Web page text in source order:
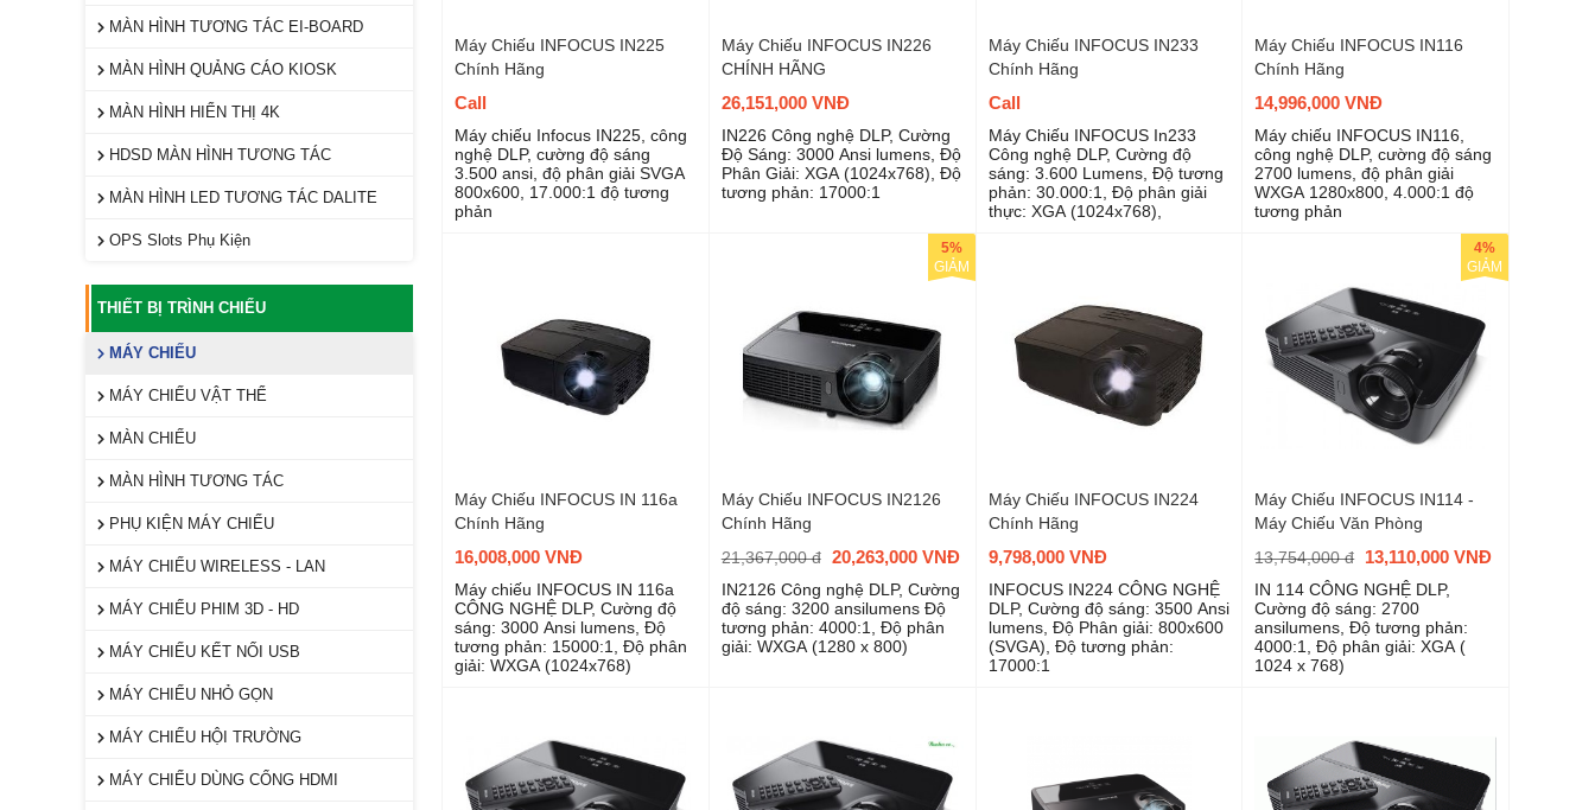
MÀN HÌNH TƯƠNG TÁC EI-BOARD
MÀN HÌNH QUẢNG CÁO KIOSK
MÀN HÌNH HIỂN THỊ 4K
HDSD MÀN HÌNH TƯƠNG TÁC
MÀN HÌNH LED TƯƠNG TÁC DALITE
OPS Slots Phụ Kiện
THIẾT BỊ TRÌNH CHIẾU
MÁY CHIẾU
MÁY CHIẾU VẬT THỂ
MÀN CHIẾU
MÀN HÌNH TƯƠNG TÁC
PHỤ KIỆN MÁY CHIẾU
MÁY CHIẾU WIRELESS - LAN
MÁY CHIẾU PHIM 3D - HD
MÁY CHIẾU KẾT NỐI USB
MÁY CHIẾU NHỎ GỌN
MÁY CHIẾU HỘI TRƯỜNG
MÁY CHIẾU DÙNG CỔNG HDMI
Máy Chiếu INFOCUS IN225
Chính Hãng
Call
Máy chiếu Infocus IN225, công
nghệ DLP, cường độ sáng
3.500 ansi, độ phân giải SVGA
800x600, 17.000:1 độ tương
phản
Máy Chiếu INFOCUS IN226
CHÍNH HÃNG
26,151,000 VNĐ
IN226 Công nghệ DLP, Cường
Độ Sáng: 3000 Ansi lumens, Độ
Phân Giải: XGA (1024x768), Độ
tương phản: 17000:1
Máy Chiếu INFOCUS IN233
Chính Hãng
Call
Máy Chiếu INFOCUS In233
Công nghệ DLP, Cường độ
sáng: 3.600 Lumens, Độ tương
phản: 30.000:1, Độ phân giải
thực: XGA (1024x768),
Máy Chiếu INFOCUS IN116
Chính Hãng
14,996,000 VNĐ
Máy chiếu INFOCUS IN116,
công nghệ DLP, cường độ sáng
2700 lumens, độ phân giải
WXGA 1280x800, 4.000:1 độ
tương phản
Máy Chiếu INFOCUS IN 116a
Chính Hãng
16,008,000 VNĐ
Máy chiếu INFOCUS IN 116a
CÔNG NGHỆ DLP, Cường độ
sáng: 3000 Ansi lumens, Độ
tương phản: 15000:1, Độ phân
giải: WXGA (1024x768)
Máy Chiếu INFOCUS IN2126
Chính Hãng
21,367,000 đ 20,263,000 VNĐ
5%
GIẢM
IN2126 Công nghệ DLP, Cường
độ sáng: 3200 ansilumens Độ
tương phản: 4000:1, Độ phân
giải: WXGA (1280 x 800)
Máy Chiếu INFOCUS IN224
Chính Hãng
9,798,000 VNĐ
INFOCUS IN224 CÔNG NGHỆ
DLP, Cường độ sáng: 3500 Ansi
lumens, Độ Phân giải: 800x600
(SVGA), Độ tương phản:
17000:1
Máy Chiếu INFOCUS IN114 -
Máy Chiếu Văn Phòng
13,754,000 đ
13,110,000 VNĐ
4%
GIẢM
IN 114 CÔNG NGHỆ DLP,
Cường độ sáng: 2700
ansilumens, Độ tương phản:
4000:1, Độ phân giải: XGA (
1024 x 768)